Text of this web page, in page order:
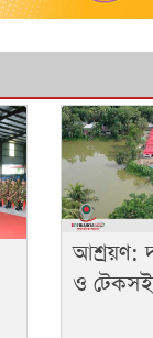
আশ্রয়ণ:
ও